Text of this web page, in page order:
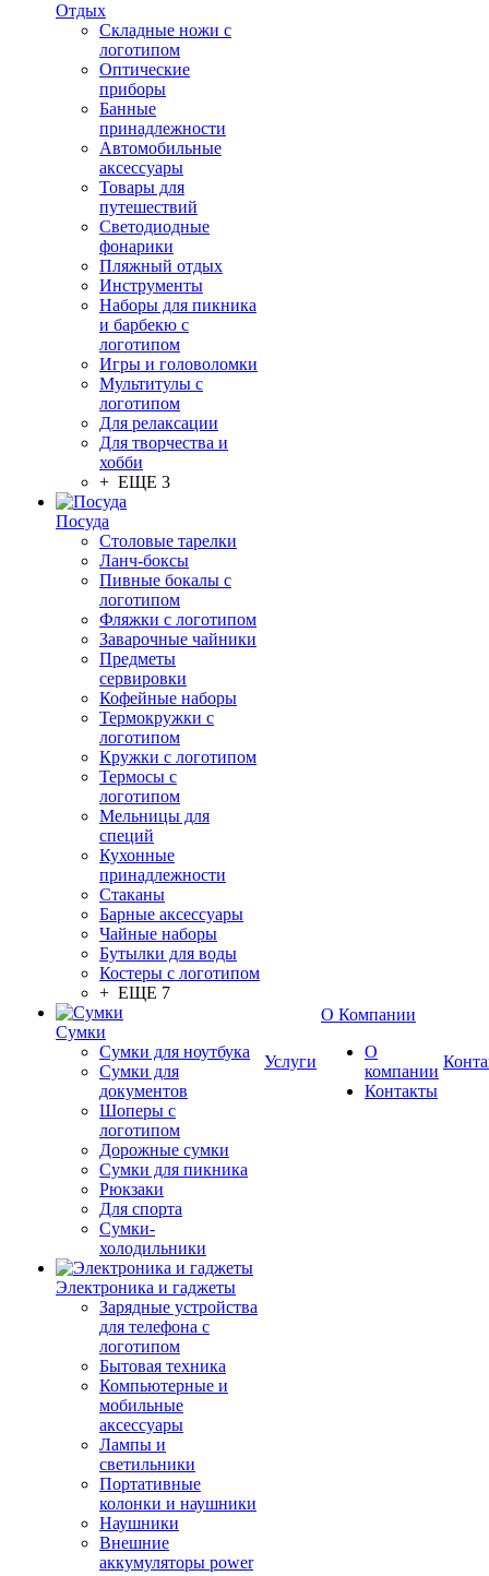
Отдых
Складные ножи с
логотипом
Оптические
приборы
Банные
принадлежности
Автомобильные
аксессуары
Товары для
путешествий
Светодиодные
фонарики
Пляжный отдых
Инструменты
Наборы для пикника
и барбекю с
логотипом
Игры и головоломки
Мультитулы с
логотипом
Для релаксации
Для творчества и
хобби
+ ЕЩЕ 3
Посуда
Столовые тарелки
Ланч-боксы
Пивные бокалы с
логотипом
Фляжки с логотипом
Заварочные чайники
Предметы
сервировки
Кофейные наборы
Термокружки с
логотипом
Кружки с логотипом
Термосы с
логотипом
Мельницы для
специй
Кухонные
принадлежности
Стаканы
Барные аксессуары
Чайные наборы
Бутылки для воды
Костеры с логотипом
+ ЕЩЕ 7
Сумки
Сумки для ноутбука
Сумки для
документов
Шоперы с
логотипом
Дорожные сумки
Сумки для пикника
Рюкзаки
Для спорта
Сумки-
холодильники
Электроника и гаджеты
Зарядные устройства
для телефона с
логотипом
Бытовая техника
Компьютерные и
мобильные
аксессуары
Лампы и
светильники
Портативные
колонки и наушники
Наушники
Внешние
аккумуляторы power
Услуги
О Компании
О
компании
Контакты